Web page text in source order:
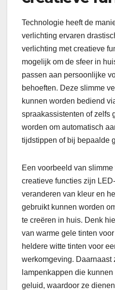
Technologie heeft de
verlichting ervaren
verlichting met creatieve
mogelijk om de sfeer in
passen aan persoonlijke
behoeften. Deze slimme
kunnen worden bediend
spraakassistenten of zelfs
worden om automatisch
tijdstippen of bij bepaalde
Een voorbeeld van
creatieve functies zijn
veranderen van kleur en
gebruikt kunnen worden
te creëren in huis. Denk
van warme gele tinten
heldere witte tinten voor
werkomgeving. Daarnaast
lampenkappen die
geluid, waardoor ze